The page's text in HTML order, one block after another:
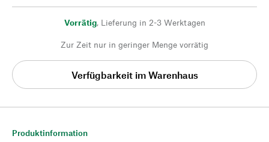
Vorrätig, Lieferung in 2-3 Werktagen
Zur Zeit nur in geringer Menge vorrätig
Verfügbarkeit im Warenhaus
Produktinformation